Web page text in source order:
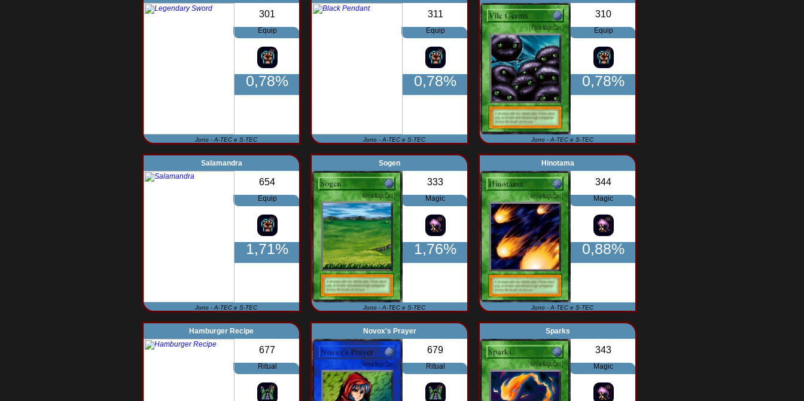
301
Equip
0,78%
Jono - A-TEC e S-TEC
311
Equip
0,78%
Jono - A-TEC e S-TEC
310
Equip
0,78%
Jono - A-TEC e S-TEC
Salamandra
654
Equip
1,71%
Jono - A-TEC e S-TEC
Sogen
333
Magic
1,76%
Jono - A-TEC e S-TEC
Hinotama
344
Magic
0,88%
Jono - A-TEC e S-TEC
Hamburger Recipe
677
Ritual
Novox's Prayer
679
Ritual
Sparks
343
Magic